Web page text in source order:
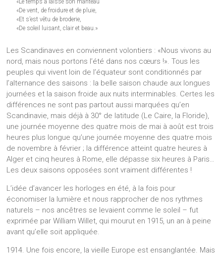
«De vent, de froidure et de pluie,
«Et s’est vêtu de broderie,
«De soleil luisant, clair et beau.»
Les Scandinaves en conviennent volontiers : «Nous vivons au
nord, mais nous portons l’été dans nos cœurs !». Tous les
peuples qui vivent loin de l’équateur sont conditionnés par
l’alternance des saisons : la belle saison chaude aux longues
journées et la saison froide aux nuits interminables. Certes les
différences ne sont pas partout aussi marquées qu’en
Scandinavie, mais déjà à 30° de latitude (Le Caire, la Floride),
une journée moyenne des quatre mois de mai à août est trois
heures plus longue qu’une journée moyenne des quatre mois
de novembre à février ; la différence atteint quatre heures à
Alger et cinq heures à Rome, elle dépasse six heures à Paris…
Les deux saisons opposées sont vraiment différentes !
L’idée d’avancer les horloges en été, à la fois pour
économiser la lumière et nous rapprocher de nos rythmes
naturels – nos ancêtres se levaient comme le soleil – fut
exprimée par William Willet, qui mourut en 1915, un an à peine
avant qu’elle soit appliquée.
1914. Une fois encore, la vieille Europe est ensanglantée. Mais